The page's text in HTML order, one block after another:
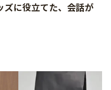
ズに役立てた、会話が